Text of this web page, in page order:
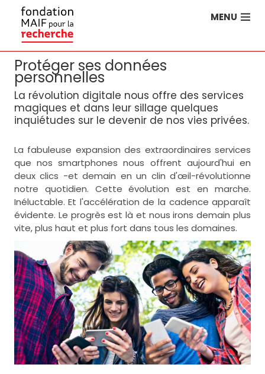
MENU
Accueil›Paroles d'Experts
Protéger ses données
personnelles
La révolution digitale nous offre des services
magiques et dans leur sillage quelques
inquiétudes sur le devenir de nos vies privées.
La fabuleuse expansion des extraordinaires services
que nos smartphones nous offrent aujourd'hui en
deux clics -et demain en un clin d'œil-révolutionne
notre quotidien. Cette évolution est en marche.
Inéluctable. Et l'accélération de la cadence apparaît
évidente. Le progrès est là et nous irons demain plus
vite, plus haut et plus fort dans tous les domaines.